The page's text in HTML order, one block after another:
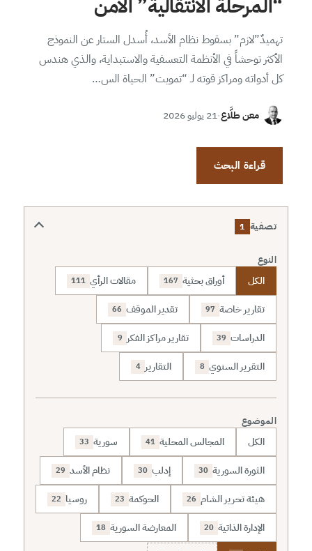
“المرحلة الانتقالية” الآمن
تهميدٌ”لازم” بسقوط نظام الأسد، أُسدل الستار عن النموذج
الأكثر توحشاً في الأنظمة التعسفية والاستبداية، والذي هندس
كل أدواته ومراكز قوته لـ “تمويت” الحياة الس…
معن طلَّاع·21 يوليو 2026
قراءة البحث
تصفية 1
النوع
الكل أوراق بحثية 167 مقالات الرأي 111
تقارير خاصة 97 تقدير الموقف 66
الدراسات 39 تقارير مراكز الفكر 9
التقرير السنوي 8 التقارير 4
الموضوع
الكل المجالس المحلية 41 سورية 33
الثورة السورية 30 إدلب 30 نظام الأسد 29
هيئة تحرير الشام 26 الحوكمة 23 روسيا 22
الإدارة الذاتية 20 المعارضة السورية 18